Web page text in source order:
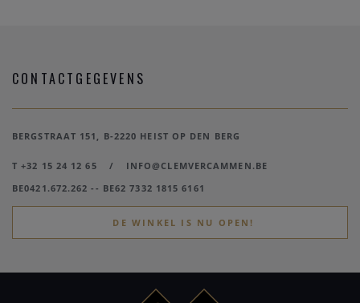
CONTACTGEGEVENS
BERGSTRAAT 151, B-2220 HEIST OP DEN BERG
T +32 15 24 12 65 /
INFO@CLEMVERCAMMEN.BE
BE0421.672.262 -- BE62 7332 1815 6161
DE WINKEL IS NU OPEN!